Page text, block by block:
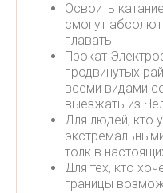
Освоить
смогут
плавать
Прокат
продвинутых
всеми видами
выезжать из
Для людей, кто
толк в
Для тех, кто
границы